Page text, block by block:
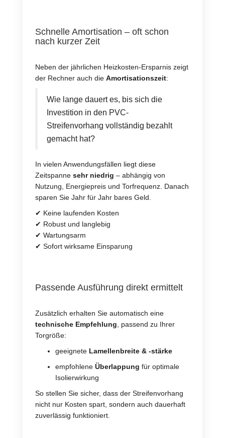
Schnelle Amortisation – oft schon
nach kurzer Zeit
Neben der jährlichen Heizkosten-Ersparnis zeigt
der Rechner auch die Amortisationszeit:
Wie lange dauert es, bis sich die
Investition in den PVC-
Streifenvorhang vollständig bezahlt
gemacht hat?
In vielen Anwendungsfällen liegt diese
Zeitspanne sehr niedrig – abhängig von
Nutzung, Energiepreis und Torfrequenz. Danach
sparen Sie Jahr für Jahr bares Geld.
✔ Keine laufenden Kosten
✔ Robust und langlebig
✔ Wartungsarm
✔ Sofort wirksame Einsparung
Passende Ausführung direkt ermittelt
Zusätzlich erhalten Sie automatisch eine
technische Empfehlung , passend zu Ihrer
Torgröße:
geeignete Lamellenbreite & -stärke
empfohlene Überlappung für optimale
Isolierwirkung
So stellen Sie sicher, dass der Streifenvorhang
nicht nur Kosten spart, sondern auch dauerhaft
zuverlässig funktioniert.